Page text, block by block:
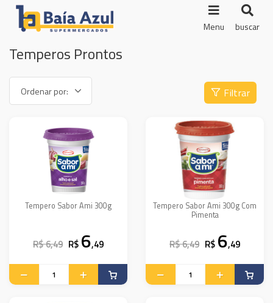
Menu buscar
Temperos Prontos
Filtrar
Tempero Sabor Ami 300g
R$ 6,49 R$ 6,49
Tempero Sabor Ami 300g Com
Pimenta
R$ 6,49 R$ 6,49